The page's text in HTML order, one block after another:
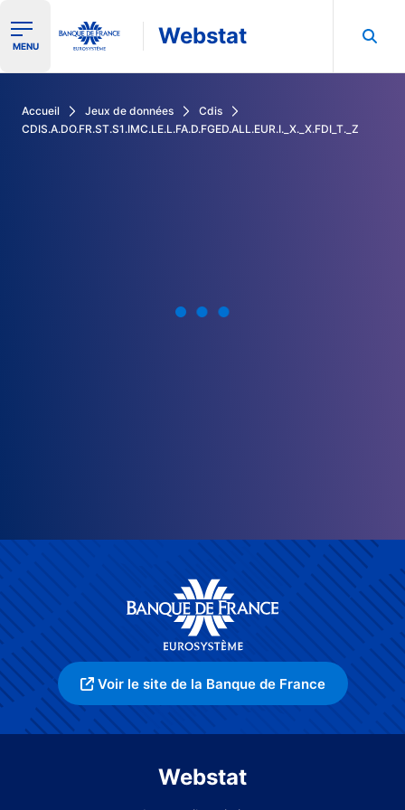
Ouvrir le menu de navigation
MENU Webstat
Accueil Jeux de données
Cdis
CDIS.A.DO.FR.ST.S1.IMC.LE.L.FA.D.FGED.ALL.EUR.I._X._X.FDI_T._Z
Voir le site de la Banque de France
Webstat